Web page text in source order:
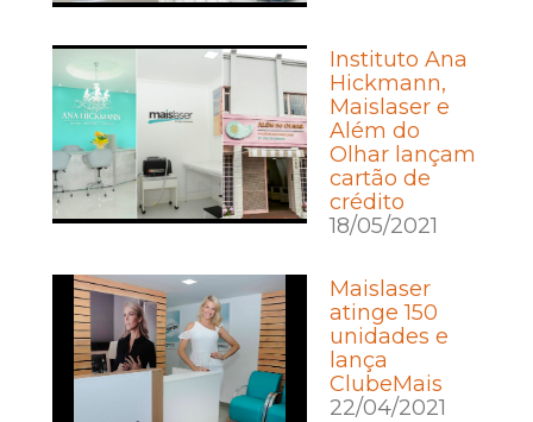
Instituto Ana
Hickmann,
Maislaser e
Além do
Olhar lançam
cartão de
crédito
18/05/2021
Maislaser
atinge 150
unidades e
lança
ClubeMais
22/04/2021